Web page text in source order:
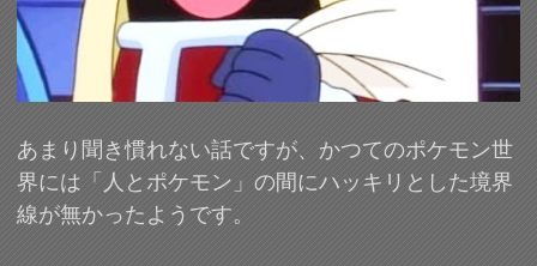
あまり聞き慣れない話ですが、かつてのポケモン世
界には「人とポケモン」の間にハッキリとした境界
線が無かったようです。